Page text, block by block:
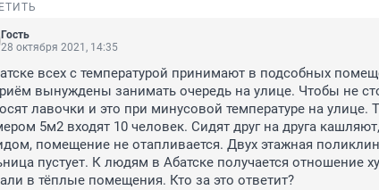
Гость
28 октября 2021, 14:35
всех с температурой принимают в подсобных
вынуждены занимать очередь на улице. Чтобы не
лавочки и это при минусовой температуре на улице.
5м2 входят 10 человек. Сидят друг на друга
помещение не отапливается. Двух этажная
пустует. К людям в Абатске получается отношение
в тёплые помещения. Кто за это ответит?